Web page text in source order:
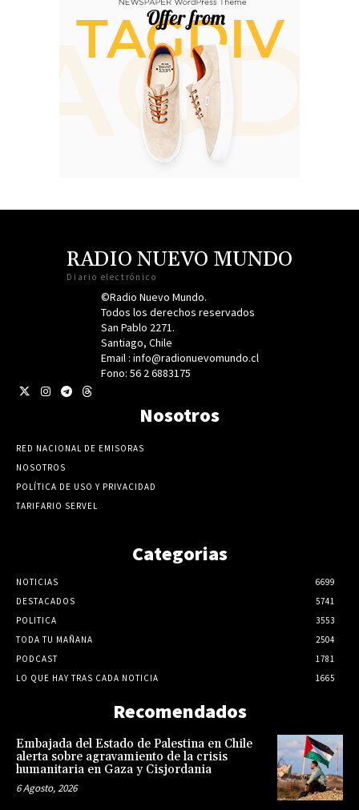
RADIO NUEVO MUNDO
Diario electrónico
©Radio Nuevo Mundo.
Todos los derechos reservados
San Pablo 2271.
Santiago, Chile
Email : info@radionuevomundo.cl
Fono: 56 2 6883175
Nosotros
RED NACIONAL DE EMISORAS
NOSOTROS
POLÍTICA DE USO Y PRIVACIDAD
TARIFARIO SERVEL
Categorias
NOTICIAS
6699
DESTACADOS
5741
POLITICA
3553
TODA TU MAÑANA
2504
PODCAST
1781
LO QUE HAY TRAS CADA NOTICIA
1665
Recomendados
Embajada del Estado de Palestina en Chile
alerta sobre agravamiento de la crisis
humanitaria en Gaza y Cisjordania
6 Agosto, 2026